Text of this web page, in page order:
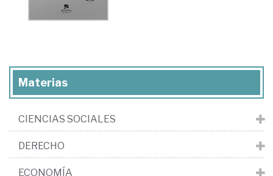
Materias
CIENCIAS SOCIALES
DERECHO
ECONOMÍA